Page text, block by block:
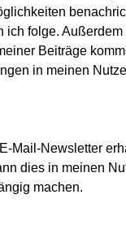
ich folge.
Beiträge
in meinen
Mail-Newsletter
dies in meinen
machen.